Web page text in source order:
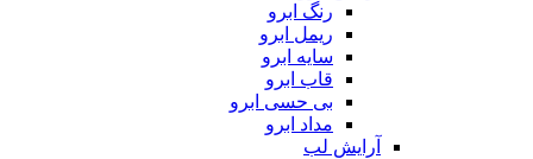
رنگ ابرو
ریمل ابرو
سایه ابرو
قاب ابرو
بی حسی ابرو
مداد ابرو
آرایش لب